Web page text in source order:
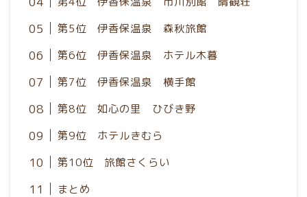
第5位 伊香保温泉 森秋旅館
第6位 伊香保温泉 ホテル木暮
第7位 伊香保温泉 横手館
第8位 如心の里 ひびき野
第9位 ホテルきむら
第10位 旅館さくらい
まとめ